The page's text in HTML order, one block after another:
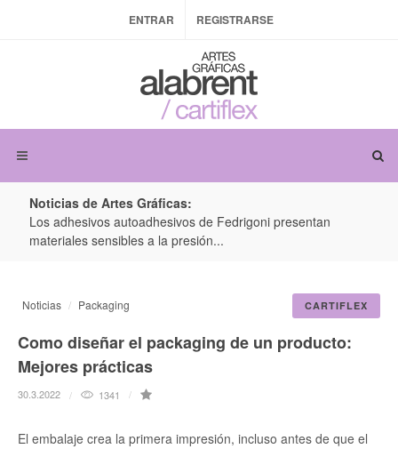
ENTRAR REGISTRARSE
Noticias de Artes Gráficas:
Los adhesivos autoadhesivos de Fedrigoni presentan
materiales sensibles a la presión...
CARTIFLEX
Noticias Packaging
Como diseñar el packaging de un producto:
Mejores prácticas
30.3.2022 1341
El embalaje crea la primera impresión, incluso antes de que el